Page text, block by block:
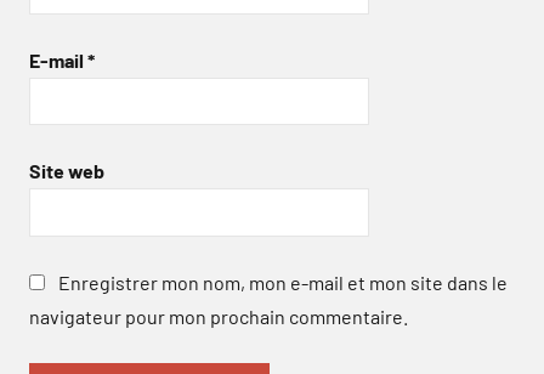
E-mail *
Site web
Enregistrer mon nom, mon e-mail et mon site dans le
navigateur pour mon prochain commentaire.